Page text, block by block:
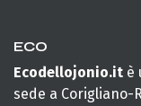
ECO
Ecodellojonio.it è
sede a Corigliano-